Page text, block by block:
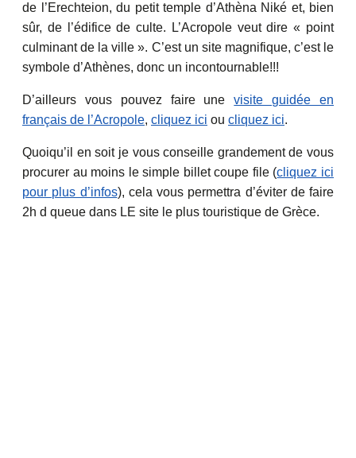
de l’Erechteion, du petit temple d’Athèna Niké et, bien
sûr, de l’édifice de culte. L’Acropole veut dire « point
culminant de la ville ». C’est un site magnifique, c’est le
symbole d’Athènes, donc un incontournable!!!
D’ailleurs vous pouvez faire unevisite guidée en
français de l’Acropole, cliquez ici ou cliquez ici.
Quoiqu’il en soit je vous conseille grandement de vous
procurer au moins le simple billet coupe file (cliquez ici
pour plus d’infos), cela vous permettra d’éviter de faire
2h d queue dans LE site le plus touristique de Grèce.